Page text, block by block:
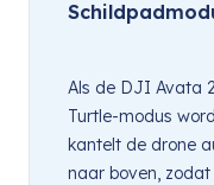
Als de DJI Avata
Turtle-modus
kantelt de drone
naar boven,